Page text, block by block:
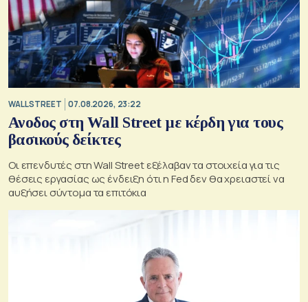
WALL STREET 07.08.2026, 23:22
Ανοδος στη Wall Street με κέρδη για τους
βασικούς δείκτες
Οι επενδυτές στη Wall Street εξέλαβαν τα στοιχεία για τις
θέσεις εργασίας ως ένδειξη ότι η Fed δεν θα χρειαστεί να
αυξήσει σύντομα τα επιτόκια